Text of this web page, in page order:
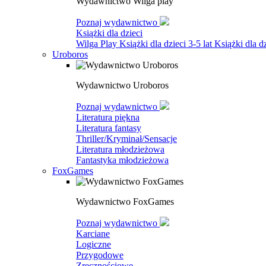
Poznaj wydawnictwo
Książki dla dzieci
Wilga Play Książki dla dzieci 3-5 lat Książki dla
Uroboros
Wydawnictwo Uroboros
Poznaj wydawnictwo
Literatura piękna
Literatura fantasy
Thriller/Kryminał/Sensacje
Literatura młodzieżowa
Fantastyka młodzieżowa
FoxGames
Wydawnictwo FoxGames
Poznaj wydawnictwo
Karciane
Logiczne
Przygodowe